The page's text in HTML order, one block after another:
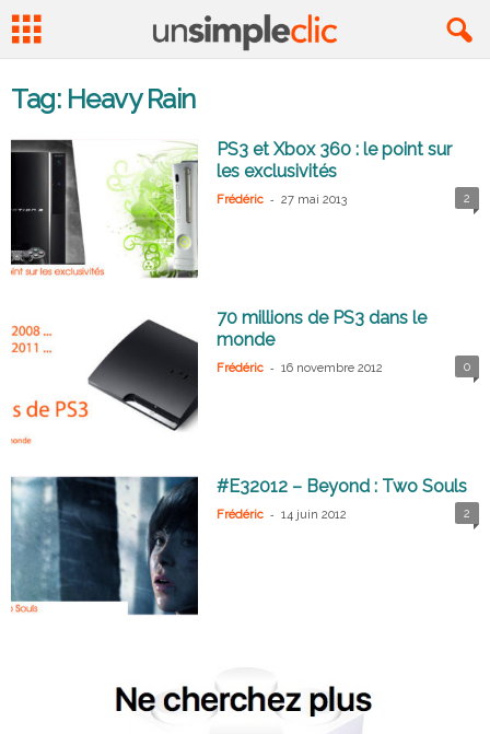
Tag: Heavy Rain
PS3 et Xbox 360 : le point sur
les exclusivités
Frédéric - 27 mai 2013 2
70 millions de PS3 dans le
monde
Frédéric - 16 novembre 2012 0
#E32012 – Beyond : Two Souls
Frédéric - 14 juin 2012 2